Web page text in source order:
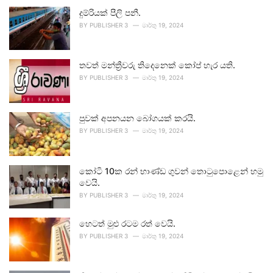
දුම්රියක් පීලි පනී.
BY PUBLISHER 3 මාර්තු 19, 2024
තවත් මන්ත්‍රීවරු තිදෙනෙක් කෝප් හැර යති.
BY PUBLISHER 3 මාර්තු 19, 2024
පුවක් අපනයන බෝගයක් කරයි.
BY PUBLISHER 3 මාර්තු 19, 2024
කෝටි 10ක රන් භාණ්ඩ ගුවන් තොටුපොළෙන් හමු
වෙයි.
BY PUBLISHER 3 මාර්තු 19, 2024
හෙටත් මුළු රටම රත් වෙයි.
BY PUBLISHER 3 මාර්තු 19, 2024